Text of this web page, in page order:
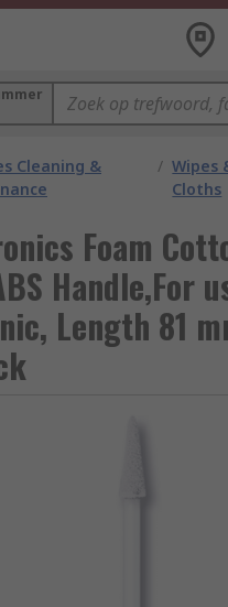
Cleaning &
/ Wipes
Cloths
Foam
Handle,For
Length 81